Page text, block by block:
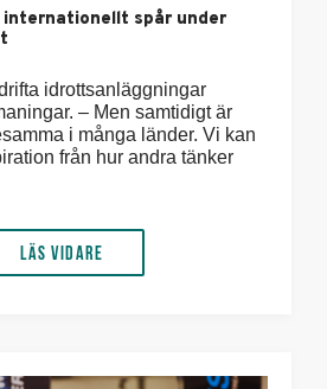
spår under
idrottsanläggningar
– Men samtidigt är
i många länder. Vi kan
från hur andra tänker
Läs vidare